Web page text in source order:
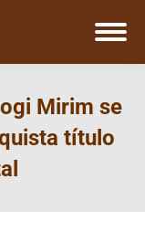
Mirim se
título